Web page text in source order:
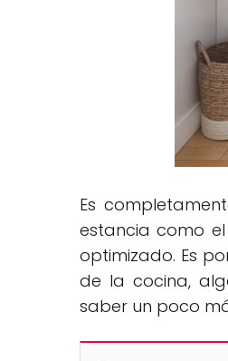
Es
estancia como
optimizado. Es
de la cocina,
saber un poco